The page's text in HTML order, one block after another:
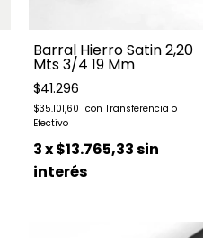
Barral Hierro Satin 2,20
Mts 3/4 19 Mm
$41.296
$35.101,60
3x$13.765,33sin
interés